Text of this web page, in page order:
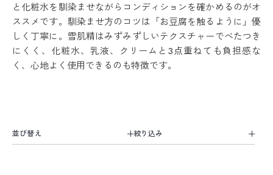
と化粧水を馴染ませながらコンディションを確かめるのがオ
ススメです。馴染ませ方のコツは「お豆腐を触るように」優
しく丁寧に。雪肌精はみずみずしいテクスチャーでべたつき
にくく、化粧水、乳液、クリームと3点重ねても負担感な
く、心地よく使用できるのも特徴です。
並び替え